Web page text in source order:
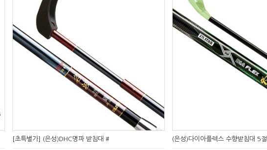
[초특별가] (은성)DHC명파 받침대 # (은성)다이아플렉스 수향받침대 5절